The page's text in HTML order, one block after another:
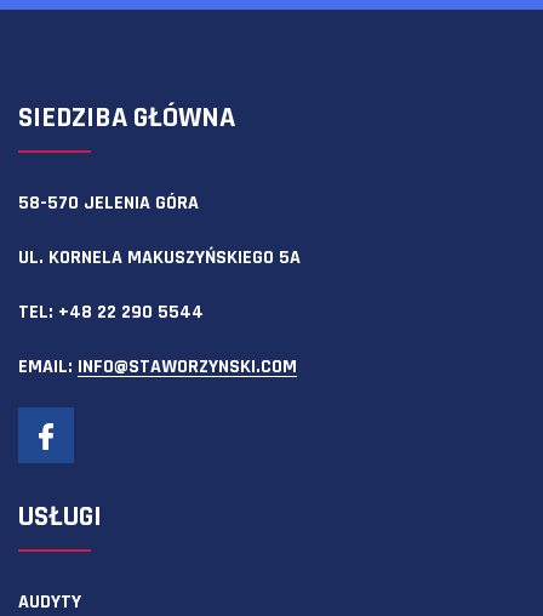
SIEDZIBA GŁÓWNA
58-570 JELENIA GÓRA
UL. KORNELA MAKUSZYŃSKIEGO 5A
TEL: +48 22 290 5544
EMAIL: INFO@STAWORZYNSKI.COM
USŁUGI
AUDYTY